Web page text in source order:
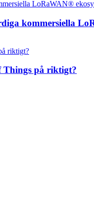
kommersiella
på riktigt?